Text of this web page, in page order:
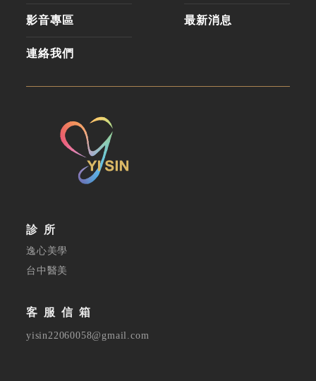
影音專區 最新消息
連絡我們
診所
逸心美學
台中醫美
客服信箱
yisin22060058@gmail.com